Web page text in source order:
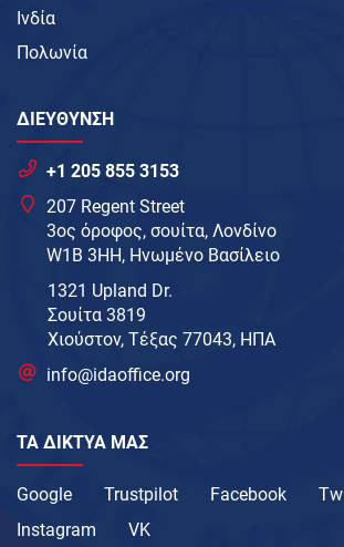
Ινδία
Πολωνία
ΔΙΕΥΘΥΝΣΗ
+1 205 855 3153
207 Regent Street
3ος όροφος, σουίτα, Λονδίνο
W1B 3HH, Ηνωμένο Βασίλειο
1321 Upland Dr.
Σουίτα 3819
Χιούστον, Τέξας 77043, ΗΠΑ
info@idaoffice.org
ΤΑ ΔΊΚΤΥΑ ΜΑΣ
Google Trustpilot Facebook
Instagram
VK